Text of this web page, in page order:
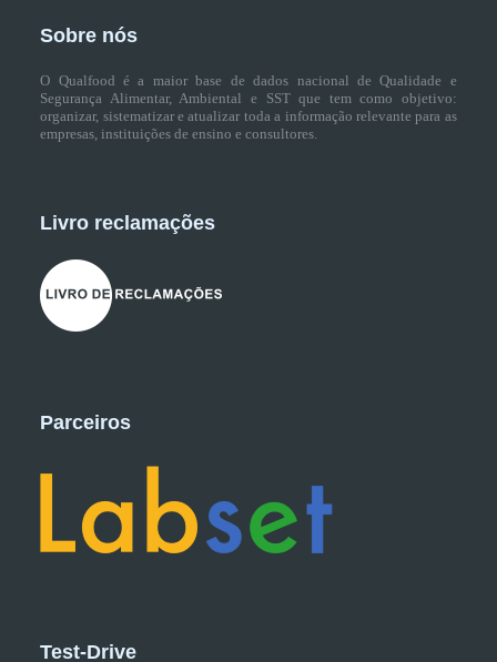
Sobre nós
O Qualfood é a maior base de dados nacional de Qualidade e
Segurança Alimentar, Ambiental e SST que tem como objetivo:
organizar, sistematizar e atualizar toda a informação relevante para as
empresas, instituições de ensino e consultores.
Livro reclamações
Parceiros
Test-Drive